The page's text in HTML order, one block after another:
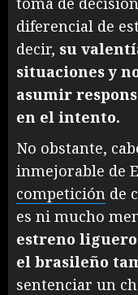
diferencial de
decir, su
situaciones y
asumir
en el intento.
No obstante,
inmejorable de
competición de
es ni mucho
estreno
el brasileño
sentenciar un